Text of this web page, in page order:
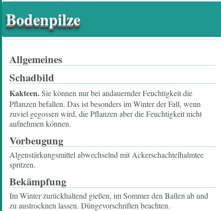
Bodenpilze
Allgemeines
Schadbild
Kakteen.Sie können nur bei andauernder Feuchtigkeit die
Pflanzen befallen. Das ist besonders im Winter der Fall, wenn
zuviel gegossen wird, die Pflanzen aber die Feuchtigkeit nicht
aufnehmen können.
Vorbeugung
Algenstärkungsmittel abwechselnd mit Ackerschachtelhalmtee
spritzen.
Bekämpfung
Im Winter zurückhaltend gießen, im Sommer den Ballen ab und
zu austrocknen lassen. Düngevorschriften beachten.